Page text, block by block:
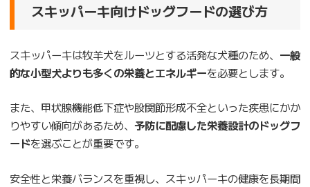
スキッパーキ向けドッグフードの選び方
スキッパーキは牧羊犬をルーツとする活発な犬種のため、 一般
的な小型犬よりも多くの栄養とエネルギーを必要とします。
また、甲状腺機能低下症や股関節形成不全といった疾患にかか
りやすい傾向があるため、 予防に配慮した栄養設計のドッグフ
ードを選ぶことが重要です。
安全性と栄養バランスを重視し、スキッパーキの健康を長期間